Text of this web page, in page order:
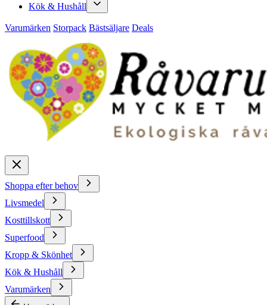
Kök & Hushåll
Varumärken Storpack Bästsäljare Deals
Shoppa efter behov
Livsmedel
Kosttillskott
Superfood
Kropp & Skönhet
Kök & Hushåll
Varumärken